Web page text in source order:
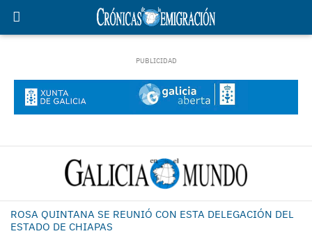
ROSA QUINTANA SE REUNIÓ CON ESTA DELEGACIÓN DEL
ESTADO DE CHIAPAS